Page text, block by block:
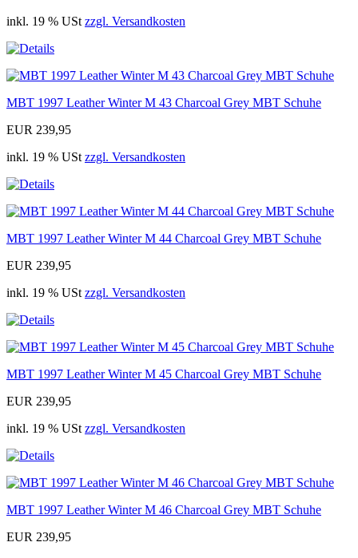
inkl. 19 % USt zzgl. Versandkosten
MBT 1997 Leather Winter M 43 Charcoal Grey MBT Schuhe
EUR 239,95
inkl. 19 % USt zzgl. Versandkosten
MBT 1997 Leather Winter M 44 Charcoal Grey MBT Schuhe
EUR 239,95
inkl. 19 % USt zzgl. Versandkosten
MBT 1997 Leather Winter M 45 Charcoal Grey MBT Schuhe
EUR 239,95
inkl. 19 % USt zzgl. Versandkosten
MBT 1997 Leather Winter M 46 Charcoal Grey MBT Schuhe
EUR 239,95